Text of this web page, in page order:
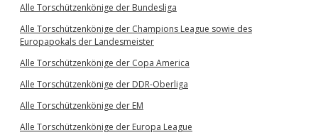
Alle Torschützenkönige der Bundesliga
Alle Torschützenkönige der Champions League sowie des
Europapokals der Landesmeister
Alle Torschützenkönige der Copa America
Alle Torschützenkönige der DDR-Oberliga
Alle Torschützenkönige der EM
Alle Torschützenkönige der Europa League